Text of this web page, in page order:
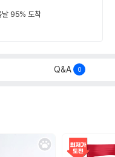
날 95% 도착
Q&A 0